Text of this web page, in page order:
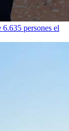
persones el